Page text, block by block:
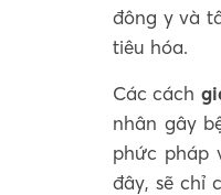
đông y và
tiêu hóa.
Các cách
nhân gây
phức pháp
đây, sẽ chỉ